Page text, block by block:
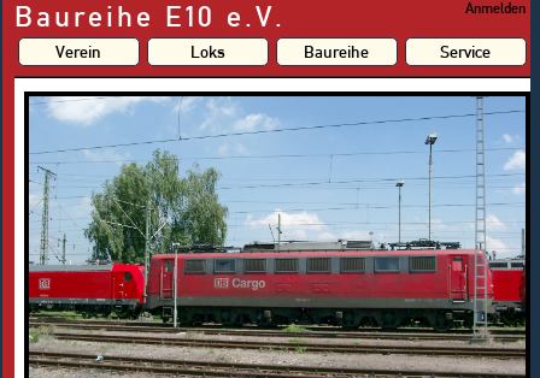
Baureihe E10 e.V. Anmelden
Verein Loks Baureihe Service